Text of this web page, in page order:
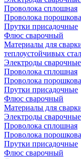
Проволока сплошная
Проволока
Прутки присадочные
Флюс сварочный
Материалы для
теплоустойчивых
Электроды сварочные
Проволока сплошная
Проволока
Прутки присадочные
Флюс сварочный
Материалы для
Электроды сварочные
Проволока сплошная
Проволока
Прутки присадочные
Флюс сварочный